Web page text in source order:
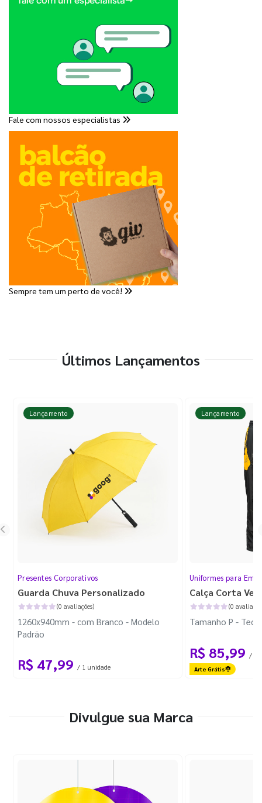
Fale com nossos especialistas
Sempre tem um perto de você!
Últimos Lançamentos
Lançamento
Presentes Corporativos
Guarda Chuva Personalizado
(0 avaliações)
1260x940mm - com Branco - Modelo
Padrão
R$ 47,99 / 1 unidade
Lançamento
Uniformes para
Calça Corta
(0
Tamanho P -
R$ 85,99 / 1
Arte Grátis
Divulgue sua Marca